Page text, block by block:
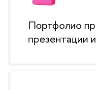
Портфолио
презентации